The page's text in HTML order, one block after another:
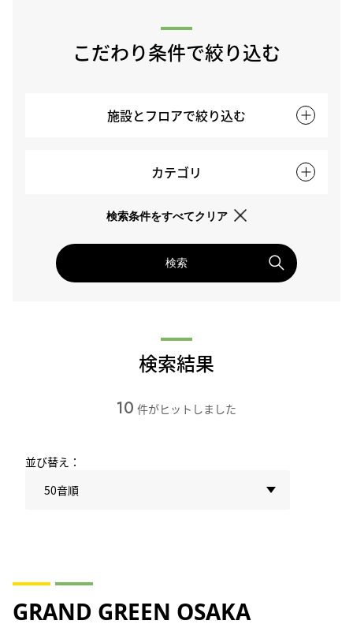
こだわり条件で絞り込む
施設とフロアで絞り込む
カテゴリ
検索条件をすべてクリア
検索
検索結果
10 件がヒットしました
並び替え：
50音順
GRAND GREEN OSAKA